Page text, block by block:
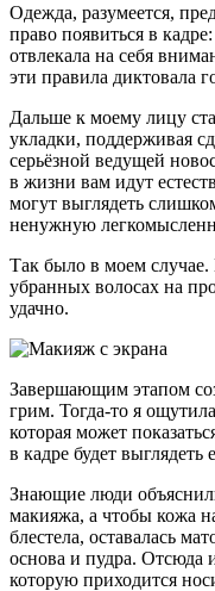
Одежда, разумеется,
право появиться в
отвлекала на себя
эти правила диктовала
Дальше к моему лицу
укладки, поддерживая
серьёзной ведущей
в жизни вам идут
могут выглядеть
ненужную
Так было в моем
убранных волосах на
удачно.
Завершающим этапом
грим. Тогда-то я
которая может
в кадре будет выглядеть
Знающие люди
макияжа, а чтобы кожа
блестела, оставалась
основа и пудра. Отсюда
которую приходится